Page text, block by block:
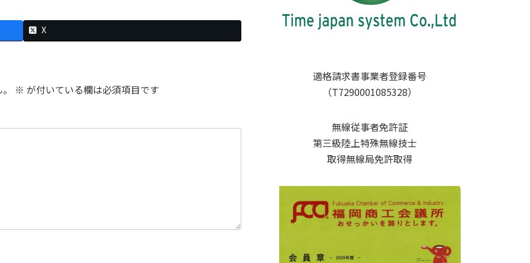
X
※ が付いている欄は必須項目です
適格請求書事業者登録番号
（T7290001085328）
無線従事者免許証
第三級陸上特殊無線技士
取得無線局免許取得